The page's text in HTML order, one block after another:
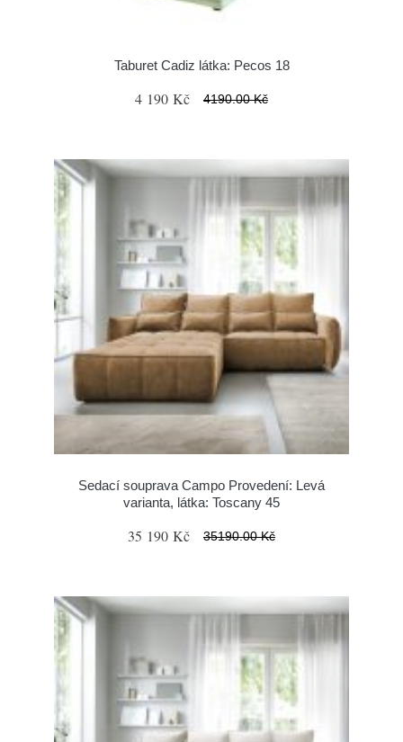
Taburet Cadiz látka: Pecos 18
4 190 Kč 4190.00 Kč
Sedací souprava Campo Provedení: Levá
varianta, látka: Toscany 45
35 190 Kč 35190.00 Kč